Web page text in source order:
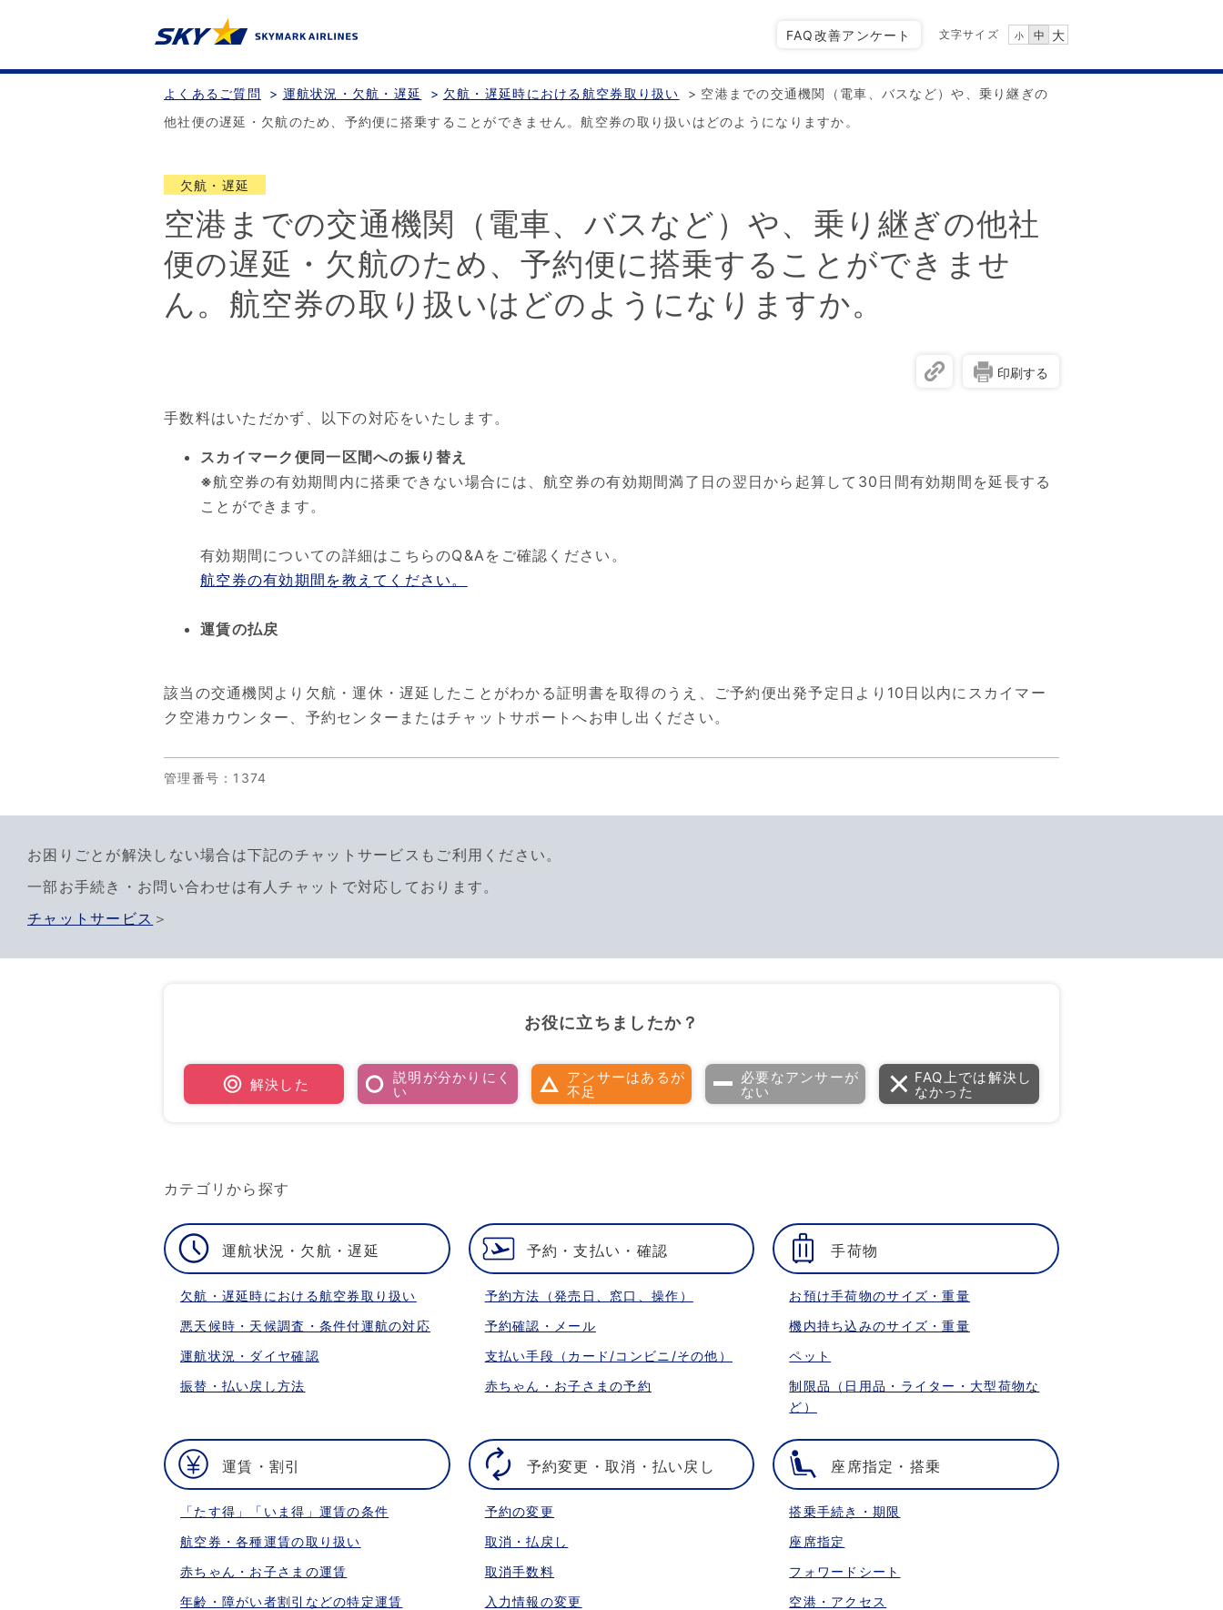
FAQ改善アンケート 文字サイズ 小 中 大
よくあるご質問 > 運航状況・欠航・遅延 > 欠航・遅延時における航空券取り扱い > 空港までの交通機関（電車、バスなど）や、乗り継ぎの
他社便の遅延・欠航のため、予約便に搭乗することができません。航空券の取り扱いはどのようになりますか。
欠航・遅延
空港までの交通機関（電車、バスなど）や、乗り継ぎの他社
便の遅延・欠航のため、予約便に搭乗することができませ
ん。航空券の取り扱いはどのようになりますか。
印刷する
手数料はいただかず、以下の対応をいたします。
スカイマーク便同一区間への振り替え
※航空券の有効期間内に搭乗できない場合には、航空券の有効期間満了日の翌日から起算して30日間有効期間を延長する
ことができます。
有効期間についての詳細はこちらのQ&Aをご確認ください。
航空券の有効期間を教えてください。
運賃の払戻
該当の交通機関より欠航・運休・遅延したことがわかる証明書を取得のうえ、ご予約便出発予定日より10日以内にスカイマー
ク空港カウンター、予約センターまたはチャットサポートへお申し出ください。
管理番号 ：1374
お困りごとが解決しない場合は下記のチャットサービスもご利用ください。
一部お手続き・お問い合わせは有人チャットで対応しております。
チャットサービス ＞
お役に立ちましたか？
解決した
説明が分かりにく
い
アンサーはあるが
不足
必要なアンサーが
ない
FAQ上では解決し
なかった
カテゴリから探す
運航状況・欠航・遅延
欠航・遅延時における航空券取り扱い
悪天候時・天候調査・条件付運航の対応
運航状況・ダイヤ確認
振替・払い戻し方法
予約・支払い・確認
予約方法（発売日、窓口、操作）
予約確認・メール
支払い手段（カード/コンビニ/その他）
赤ちゃん・お子さまの予約
手荷物
お預け手荷物のサイズ・重量
機内持ち込みのサイズ・重量
ペット
制限品（日用品・ライター・大型荷物な
ど）
運賃・割引
「たす得」「いま得」運賃の条件
航空券・各種運賃の取り扱い
赤ちゃん・お子さまの運賃
年齢・障がい者割引などの特定運賃
予約変更・取消・払い戻し
予約の変更
取消・払戻し
取消手数料
入力情報の変更
座席指定・搭乗
搭乗手続き・期限
座席指定
フォワードシート
空港・アクセス